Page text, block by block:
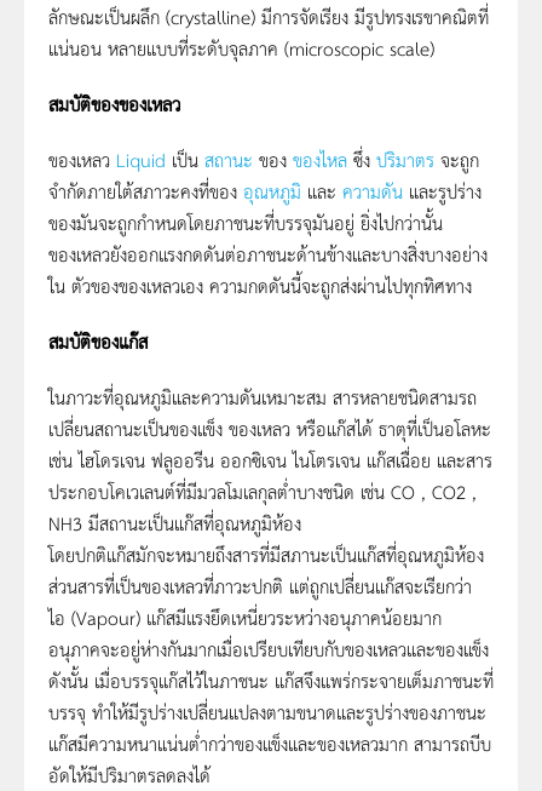
ลักษณะเป็นผลึก (crystalline) มีการจัดเรียง มีรูปทรงเรขาคณิตที่
แน่นอน หลายแบบที่ระดับจุลภาค (microscopic scale)
สมบัติของของเหลว
ของเหลว Liquid เป็น สถานะ ของ ของไหล ซึ่ง ปริมาตร จะถูก
จำกัดภายใต้สภาวะคงที่ของ อุณหภูมิ และ ความดัน และรูปร่าง
ของมันจะถูกกำหนดโดยภาชนะที่บรรจุมันอยู่ ยิ่งไปกว่านั้น
ของเหลวยังออกแรงกดดันต่อภาชนะด้านข้างและบางสิ่งบางอย่าง
ใน ตัวของของเหลวเอง ความกดดันนี้จะถูกส่งผ่านไปทุกทิศทาง
สมบัติของแก๊ส
ในภาวะที่อุณหภูมิและความดันเหมาะสม สารหลายชนิดสามรถ
เปลี่ยนสถานะเป็นของแข็ง ของเหลว หรือแก๊สได้ ธาตุที่เป็นอโลหะ
เช่น ไฮโดรเจน ฟลูออรีน ออกซิเจน ไนโตรเจน แก๊สเฉื่อย และสาร
ประกอบโคเวเลนต์ที่มีมวลโมเลกุลต่ำบางชนิด เช่น CO , CO2 ,
NH3 มีสถานะเป็นแก๊สที่อุณหภูมิห้อง
โดยปกติแก๊สมักจะหมายถึงสารที่มีสภานะเป็นแก๊สที่อุณหภูมิห้อง
ส่วนสารที่เป็นของเหลวที่ภาวะปกติ แต่ถูกเปลี่ยนแก๊สจะเรียกว่า
ไอ (Vapour) แก๊สมีแรงยึดเหนี่ยวระหว่างอนุภาคน้อยมาก
อนุภาคจะอยู่ห่างกันมากเมื่อเปรียบเทียบกับของเหลวและของแข็ง
ดังนั้น เมื่อบรรจุแก๊สไว้ในภาชนะ แก๊สจึงแพร่กระจายเต็มภาชนะที่
บรรจุ ทำให้มีรูปร่างเปลี่ยนแปลงตามขนาดและรูปร่างของภาชนะ
แก๊สมีความหนาแน่นต่ำกว่าของแข็งและของเหลวมาก สามารถบีบ
อัดให้มีปริมาตรลดลงได้